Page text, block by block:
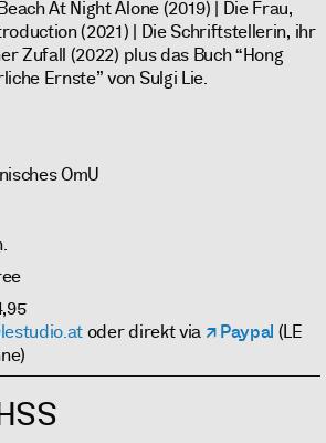
At Night Alone (2019) | Die Frau,
(2021) | Die Schriftstellerin, ihr
Zufall (2022) plus das Buch “Hong
Ernste” von Sulgi Lie.
OmU
oder direkt via Paypal (LE